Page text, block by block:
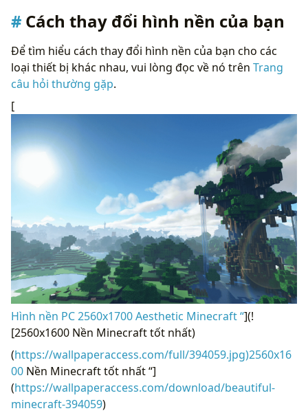
Cách thay đổi hình nền của bạn
Để tìm hiểu cách thay đổi hình nền của bạn cho các
loại thiết bị khác nhau, vui lòng đọc về nó trên Trang
câu hỏi thường gặp.
[
Hình nền PC 2560x1700 Aesthetic Minecraft “](!
[2560x1600 Nền Minecraft tốt nhất)
(https://wallpaperaccess.com/full/394059.jpg)2560x16
00 Nền Minecraft tốt nhất “]
(https://wallpaperaccess.com/download/beautiful-
minecraft-394059)